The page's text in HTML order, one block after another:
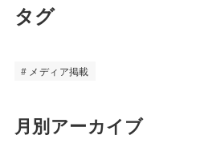
タグ
メディア掲載
月別アーカイブ